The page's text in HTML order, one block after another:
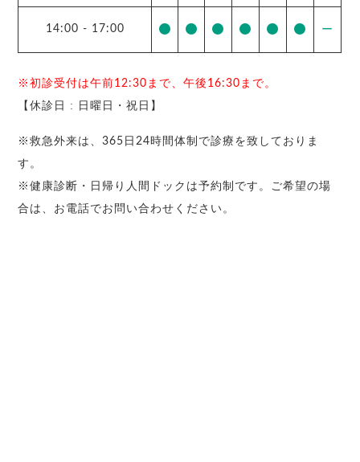
14:00 - 17:00 ー
※初診受付は午前12:30まで、午後16:30まで。
【休診日 : 日曜日・祝日】
※救急外来は、365日24時間体制で診療を致しておりま
す。
※健康診断・日帰り人間ドックは予約制です。ご希望の場
合は、お電話でお問い合わせください。